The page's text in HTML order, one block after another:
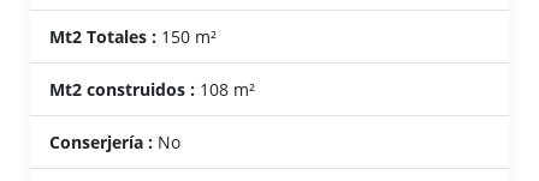
Mt2 Totales : 150 m²
Mt2 construidos : 108 m²
Conserjería : No